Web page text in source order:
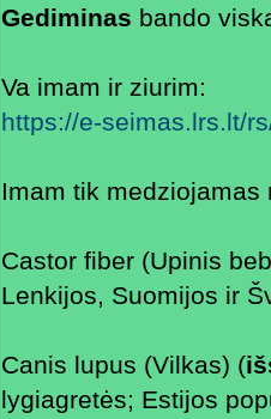
Gediminas bando
Va imam ir ziurim:
https://e-seimas.lrs.lt/
Imam tik medziojamas
Castor fiber (Upinis
Lenkijos, Suomijos ir
Canis lupus (Vilkas) (
lygiagretės; Estijos